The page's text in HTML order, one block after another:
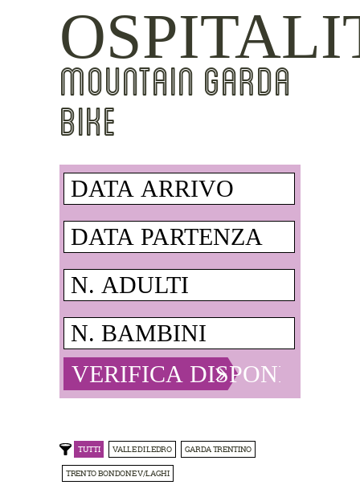
MOUNTAIN GARDA
BIKE
TUTTI VALLE DI LEDRO GARDA TRENTINO
TRENTO BONDONE V/LAGHI